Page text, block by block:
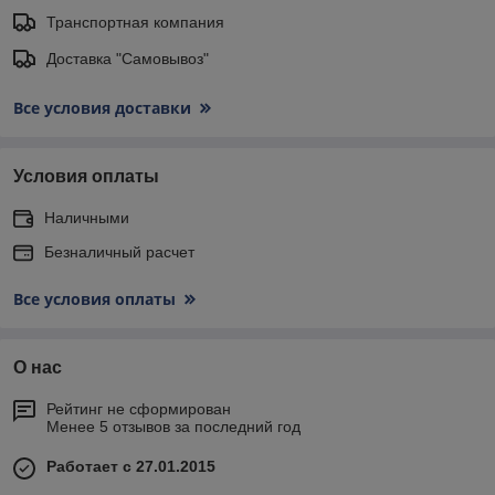
Транспортная компания
Доставка "Самовывоз"
Все условия доставки
Условия оплаты
Наличными
Безналичный расчет
Все условия оплаты
О нас
Рейтинг не сформирован
Менее 5 отзывов за последний год
Работает с 27.01.2015